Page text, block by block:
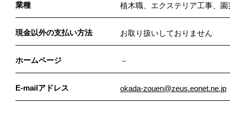
業種 植木職、エクステリア工事、
現金以外の支払い方法 お取り扱いしておりません
ホームページ －
E-mailアドレス okada-zouen@zeus.eonet.ne.jp